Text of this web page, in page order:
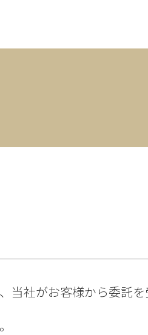
当社がお客様から委託